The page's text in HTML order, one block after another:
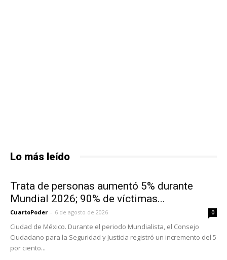
Lo más leído
Trata de personas aumentó 5% durante
Mundial 2026; 90% de víctimas...
CuartoPoder - 6 de agosto de 2026 0
Ciudad de México. Durante el periodo Mundialista, el Consejo
Ciudadano para la Seguridad y Justicia registró un incremento del 5
por ciento...